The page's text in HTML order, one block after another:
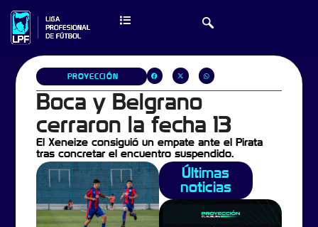
PROYECCIÓN
Boca y Belgrano
cerraron la fecha 13
El Xeneize consiguió un empate ante el Pirata
tras concretar el encuentro suspendido.
Últimas
noticias